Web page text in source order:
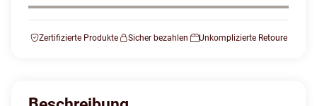
Zertifizierte Produkte Sicher bezahlen Unkomplizierte Retoure